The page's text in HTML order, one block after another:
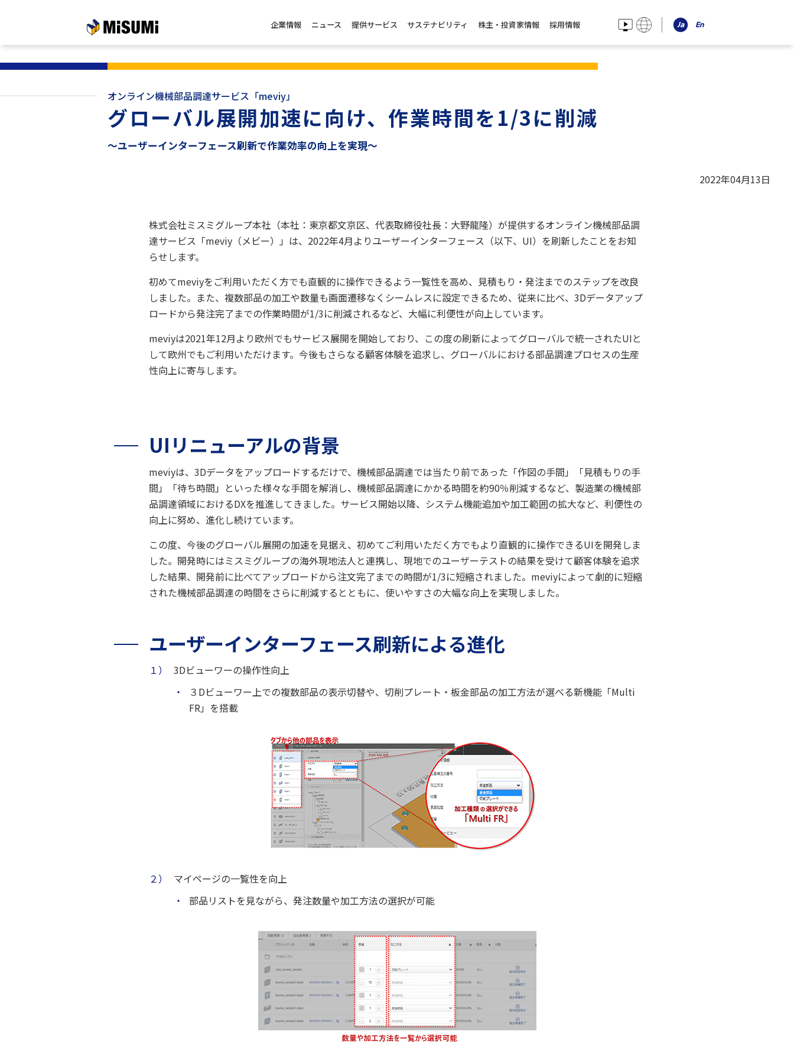
企業情報 ニュース 提供サービス サステナビリティ 株主・投資家情報 採用情報
オンライン機械部品調達サービス「meviy」
グローバル展開加速に向け、作業時間を1/3に削減
～ユーザーインターフェース刷新で作業効率の向上を実現～
2022年04月13日
株式会社ミスミグループ本社（本社：東京都文京区、代表取締役社長：大野龍隆）が提供するオンライン機械部品調
達サービス「meviy（メビー）」は、2022年4月よりユーザーインターフェース（以下、UI）を刷新したことをお知
らせします。
初めてmeviyをご利用いただく方でも直観的に操作できるよう一覧性を高め、見積もり・発注までのステップを改良
しました。また、複数部品の加工や数量も画面遷移なくシームレスに設定できるため、従来に比べ、3Dデータアップ
ロードから発注完了までの作業時間が1/3に削減されるなど、大幅に利便性が向上しています。
meviyは2021年12月より欧州でもサービス展開を開始しており、この度の刷新によってグローバルで統一されたUIと
して欧州でもご利用いただけます。今後もさらなる顧客体験を追求し、グローバルにおける部品調達プロセスの生産
性向上に寄与します。
UIリニューアルの背景
meviyは、3Dデータをアップロードするだけで、機械部品調達では当たり前であった「作図の手間」「見積もりの手
間」「待ち時間」といった様々な手間を解消し、機械部品調達にかかる時間を約90％削減するなど、製造業の機械部
品調達領域におけるDXを推進してきました。サービス開始以降、システム機能追加や加工範囲の拡大など、利便性の
向上に努め、進化し続けています。
この度、今後のグローバル展開の加速を見据え、初めてご利用いただく方でもより直観的に操作できるUIを開発しま
した。開発時にはミスミグループの海外現地法人と連携し、現地でのユーザーテストの結果を受けて顧客体験を追求
した結果、開発前に比べてアップロードから注文完了までの時間が1/3に短縮されました。meviyによって劇的に短縮
された機械部品調達の時間をさらに削減するとともに、使いやすさの大幅な向上を実現しました。
ユーザーインターフェース刷新による進化
１）
3Dビューワーの操作性向上
・
３Dビューワー上での複数部品の表示切替や、切削プレート・板金部品の加工方法が選べる新機能「Multi
FR」を搭載
２）
マイページの一覧性を向上
・
部品リストを見ながら、発注数量や加工方法の選択が可能